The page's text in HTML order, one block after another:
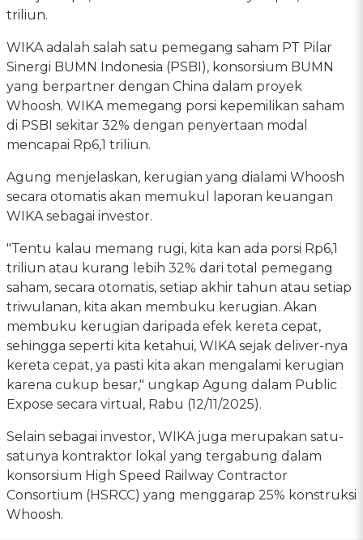
triliun.
WIKA adalah salah satu pemegang saham PT Pilar
Sinergi BUMN Indonesia (PSBI), konsorsium BUMN
yang berpartner dengan China dalam proyek
Whoosh. WIKA memegang porsi kepemilikan saham
di PSBI sekitar 32% dengan penyertaan modal
mencapai Rp6,1 triliun.
Agung menjelaskan, kerugian yang dialami Whoosh
secara otomatis akan memukul laporan keuangan
WIKA sebagai investor.
"Tentu kalau memang rugi, kita kan ada porsi Rp6,1
triliun atau kurang lebih 32% dari total pemegang
saham, secara otomatis, setiap akhir tahun atau setiap
triwulanan, kita akan membuku kerugian. Akan
membuku kerugian daripada efek kereta cepat,
sehingga seperti kita ketahui, WIKA sejak deliver-nya
kereta cepat, ya pasti kita akan mengalami kerugian
karena cukup besar," ungkap Agung dalam Public
Expose secara virtual, Rabu (12/11/2025).
Selain sebagai investor, WIKA juga merupakan satu-
satunya kontraktor lokal yang tergabung dalam
konsorsium High Speed Railway Contractor
Consortium (HSRCC) yang menggarap 25% konstruksi
Whoosh.